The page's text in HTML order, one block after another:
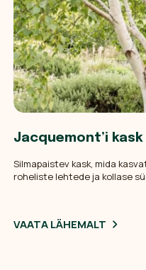
Jacquemont’i kask
Silmapaistev kask, mida
roheliste lehtede ja kollase
VAATA LÄHEMALT